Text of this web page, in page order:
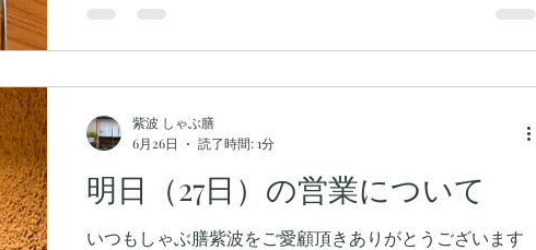
明日（27日）の営業について
いつもしゃぶ膳紫波をご愛顧頂きありがとうございます
紫波 しゃぶ膳
6月26日
読了時間: 1分